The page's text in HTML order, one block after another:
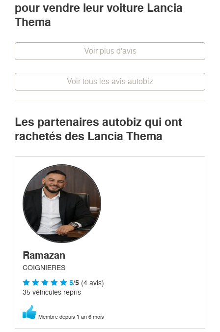
pour vendre leur voiture Lancia
Thema
Voir plus d'avis
Voir tous les avis autobiz
Les partenaires autobiz qui ont
rachetés des Lancia Thema
Ramazan
COIGNIERES
5/5 (4 avis)
35 véhicules repris
Membre depuis 1 an 6 mois